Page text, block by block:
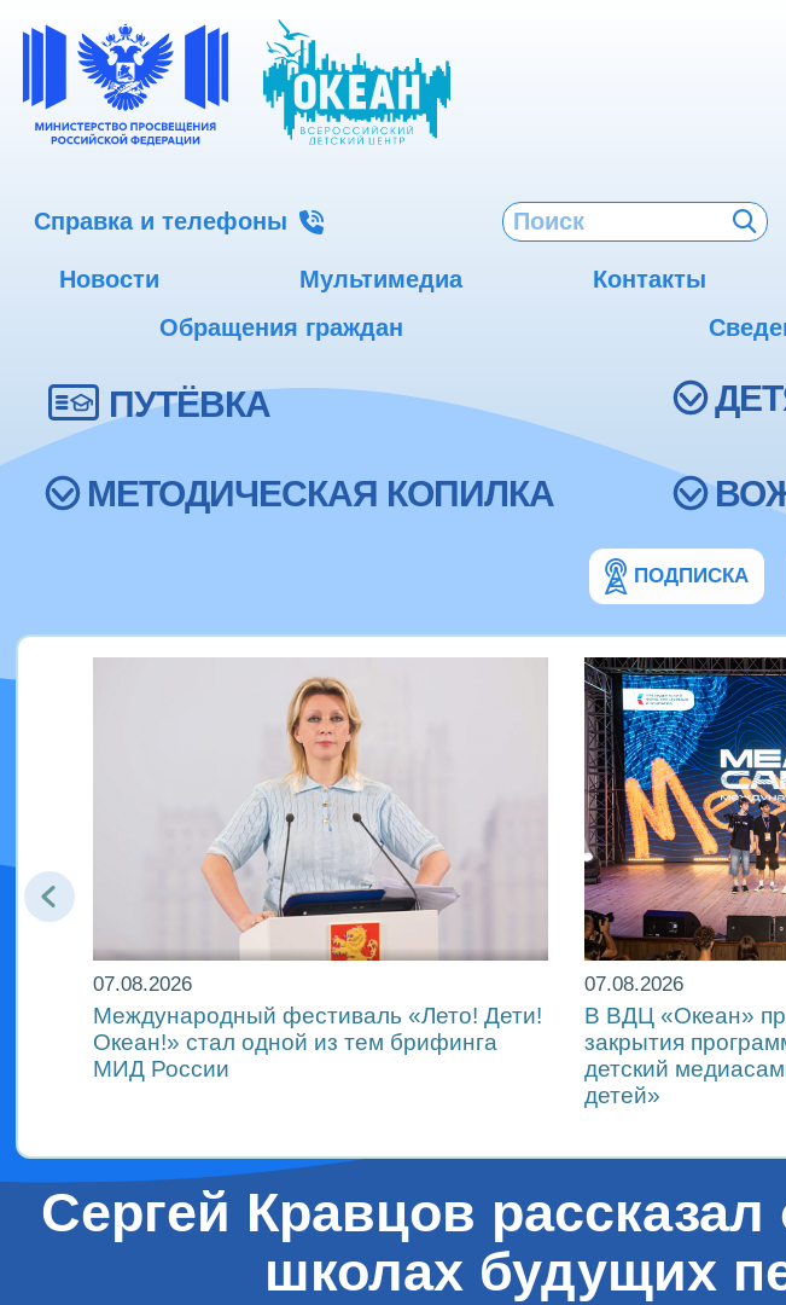
Справка и телефоны
Новости Мультимедиа Контакты
Обращения граждан
ПУТЁВКА
МЕТОДИЧЕСКАЯ КОПИЛКА
ПОДПИСКА
07.08.2026
Международный фестиваль «Лето! Дети!
Океан!» стал одной из тем брифинга
МИД России
07.08.2026
В ВДЦ «Океан»
закрытия
детский
детей»
Сергей Кравцов
школах будущих